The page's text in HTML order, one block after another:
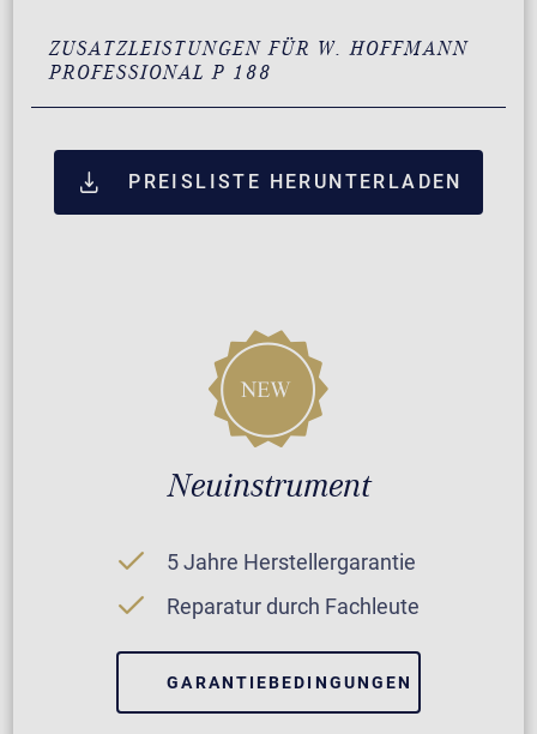
ZUSATZLEISTUNGEN FÜR W. HOFFMANN
PROFESSIONAL P 188
PREISLISTE HERUNTERLADEN
Neuinstrument
5 Jahre Herstellergarantie
Reparatur durch Fachleute
GARANTIEBEDINGUNGEN